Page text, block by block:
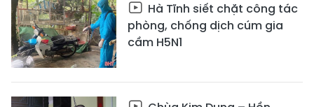
Hà Tĩnh siết chặt công tác
phòng, chống dịch cúm gia
cầm H5N1